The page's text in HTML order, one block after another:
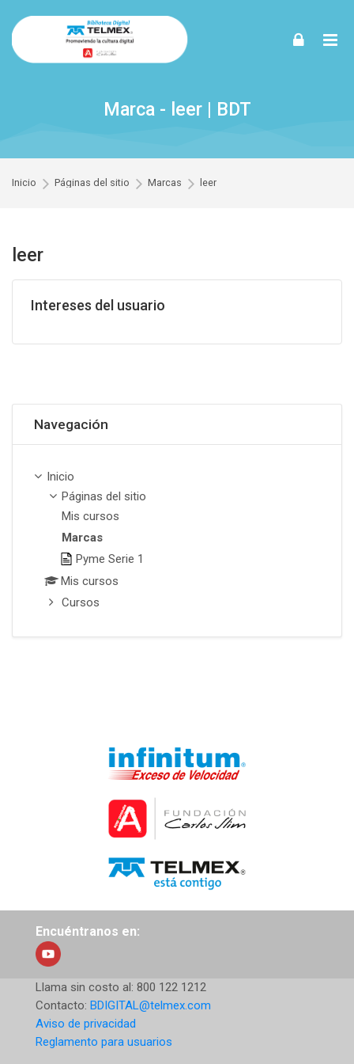
Marca - leer | BDT
Inicio Páginas del sitio Marcas leer
leer
Intereses del usuario
Navegación
Inicio
Páginas del sitio
Mis cursos
Marcas
Pyme Serie 1
Mis cursos
Cursos
Encuéntranos en:
Llama sin costo al: 800 122 1212
Contacto: BDIGITAL@telmex.com
Aviso de privacidad
Reglamento para usuarios